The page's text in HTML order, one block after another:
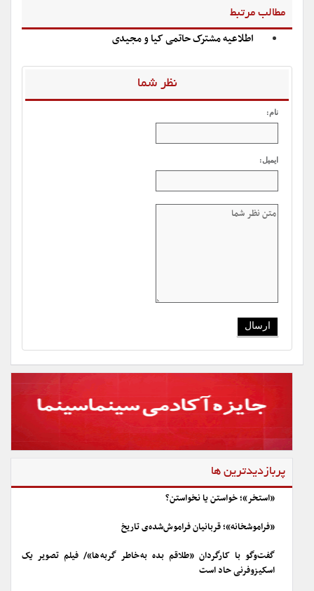
مطالب مرتبط
اطلاعیه مشترک حاتمی کیا و مجیدی
نظر شما
نام:
ایمیل:
پربازدیدترین ها
«استخر»؛ خواستن یا نخواستن؟
«فراموشخانه»؛ قربانیان فراموش‌شده‌ی تاریخ
گفت‌وگو با کارگردان «طلاقم بده به خاطر گربه ها»/ فیلم تصویر یک
اسکیزوفرنی حاد است